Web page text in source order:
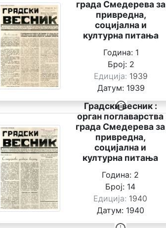
града Смедерева за
привредна,
социјална и
културна питања
Година: 1
Број: 2
Едиција: 1939
Датум: 1939
Градски весник :
орган поглаварства
града Смедерева за
привредна,
социјална и
културна питања
Година: 2
Број: 14
Едиција: 1940
Датум: 1940